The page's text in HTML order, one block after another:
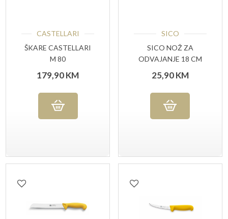
CASTELLARI
ŠKARE CASTELLARI
M 80
179,90KM
SICO
SICO NOŽ ZA
ODVAJANJE 18 CM
25,90KM